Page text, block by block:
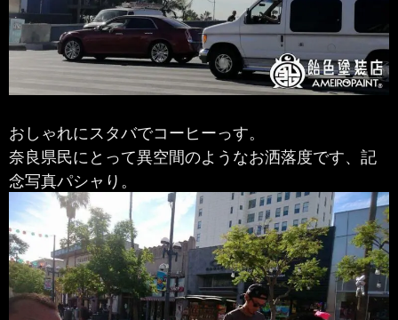
おしゃれにスタバでコーヒーっす。
奈良県民にとって異空間のようなお洒落度です、記
念写真パシャり。